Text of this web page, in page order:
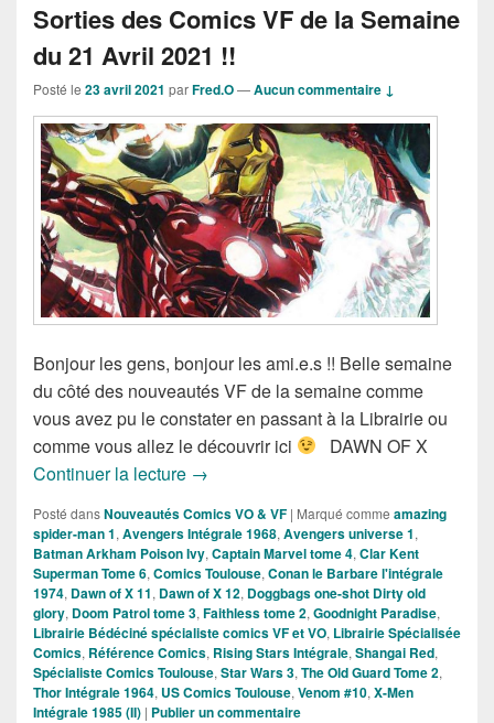
Sorties des Comics VF de la Semaine
du 21 Avril 2021 !!
Posté le 23 avril 2021 parFred.O—Aucun commentaire ↓
Bonjour les gens, bonjour les ami.e.s !! Belle semaine
du côté des nouveautés VF de la semaine comme
vous avez pu le constater en passant à la Librairie ou
comme vous allez le découvrir ici
DAWN OF X
Continuer la lecture Sorties des Comics VF de la
→
Posté dansNouveautés Comics VO & VF | Marqué comme amazing
spider-man 1, Avengers Intégrale 1968, Avengers universe 1,
Batman Arkham Poison Ivy, Captain Marvel tome 4, Clar Kent
Superman Tome 6, Comics Toulouse, Conan le Barbare l'intégrale
1974, Dawn of X 11, Dawn of X 12, Doggbags one-shot Dirty old
glory, Doom Patrol tome 3, Faithless tome 2, Goodnight Paradise,
Librairie Bédéciné spécialiste comics VF et VO, Librairie Spécialisée
Comics, Référence Comics, Rising Stars Intégrale, Shangai Red,
Spécialiste Comics Toulouse, Star Wars 3, The Old Guard Tome 2,
Thor Intégrale 1964, US Comics Toulouse, Venom #10, X-Men
Intégrale 1985 (II) | Publier un commentaire